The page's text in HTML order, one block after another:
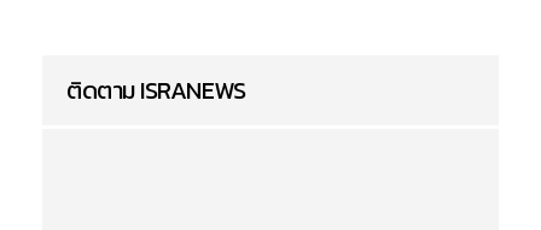
ติดตาม ISRANEWS